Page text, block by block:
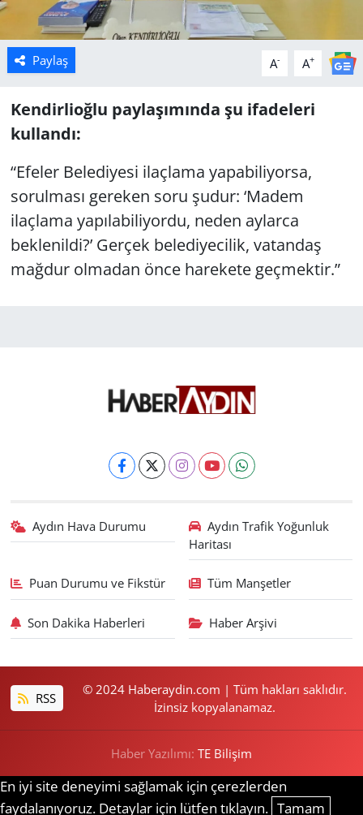
Paylaş A- A+
Kendirlioğlu paylaşımında şu ifadeleri
kullandı:
“Efeler Belediyesi ilaçlama yapabiliyorsa,
sorulması gereken soru şudur: ‘Madem
ilaçlama yapılabiliyordu, neden aylarca
beklenildi?’ Gerçek belediyecilik, vatandaş
mağdur olmadan önce harekete geçmektir.”
Aydın Hava Durumu
Aydın Trafik Yoğunluk
Haritası
Puan Durumu ve Fikstür Tüm Manşetler
Son Dakika Haberleri Haber Arşivi
RSS
© 2024 Haberaydin.com | Tüm hakları saklıdır.
İzinsiz kopyalanamaz.
Haber Yazılımı: TE Bilişim
En iyi site deneyimi sağlamak için çerezlerden
faydalanıyoruz. Detaylar için lütfen tıklayın. Tamam